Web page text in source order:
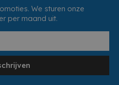
We sturen onze
per maand uit.